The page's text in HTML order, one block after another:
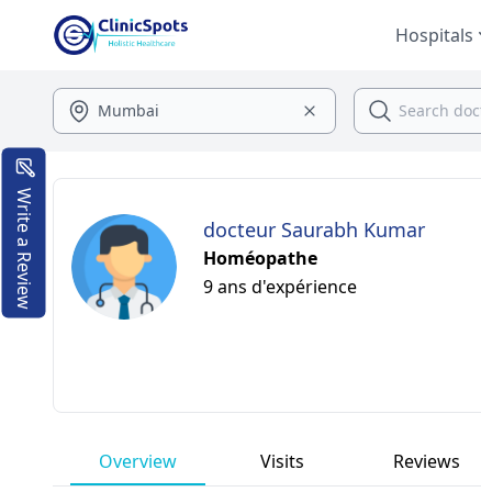
Hospitals
docteur Saurabh Kumar
Homéopathe
9 ans d'expérience
Overview Visits Reviews
Write a Review